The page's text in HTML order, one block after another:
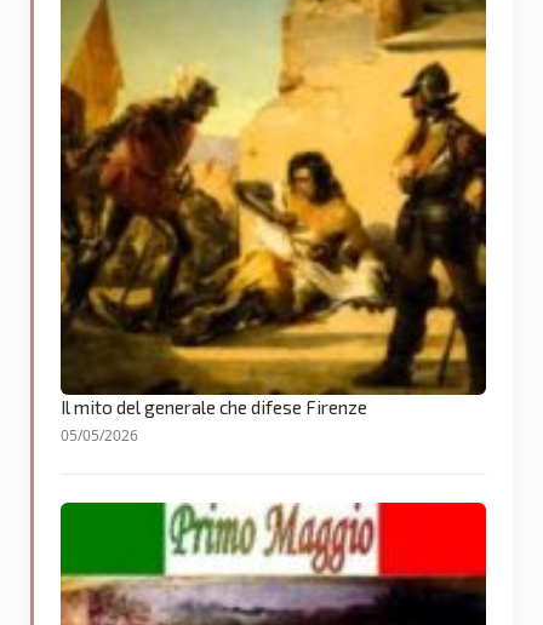
Il mito del generale che difese Firenze
05/05/2026